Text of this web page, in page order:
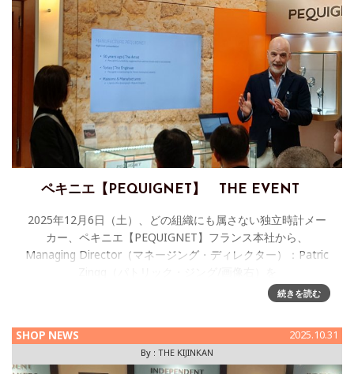
ペキニエ【PEQUIGNET】 THE EVENT
2025年12月6日（土）、どの組織にも属さない独立時計メー
カー、ペキニエ【PEQUIGNET】フランス本社から、
Managing Director（マネージング・ディレクター）：Patric
続きを読む
SHOP NEWS 2025.10.31
By : THE KIJINKAN